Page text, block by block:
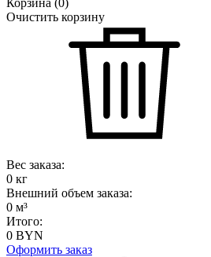
Корзина (0)
Очистить корзину
Вес заказа:
0 кг
Внешний объем заказа:
0 м³
Итого:
0 BYN
Оформить заказ